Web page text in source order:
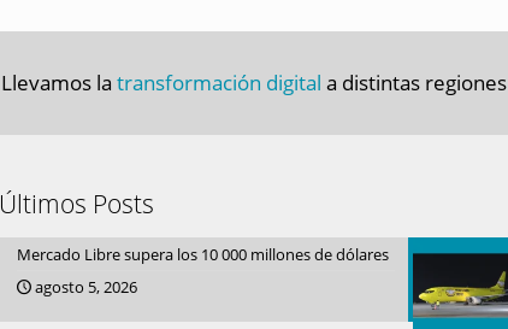
Llevamos la transformación digital a distintas regiones
Últimos Posts
Mercado Libre supera los 10 000 millones de dólares
agosto 5, 2026